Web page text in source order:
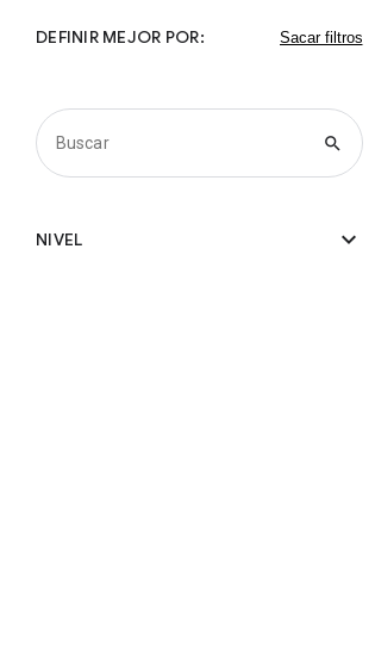
DEFINIR MEJOR POR:
search
NIVEL expand_more